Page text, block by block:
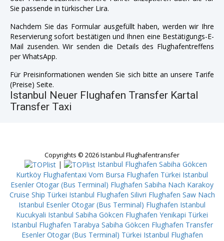
Sie passende in türkischer Lira.
Nachdem Sie das Formular ausgefüllt haben, werden wir Ihre
Reservierung sofort bestätigen und Ihnen eine Bestätigungs-E-
Mail zusenden. Wir senden die Details des Flughafentreffens
per WhatsApp.
Für Preisinformationen wenden Sie sich bitte an unsere Tarife
(Preise) Seite.
Istanbul Neuer Flughafen Transfer Kartal
Transfer Taxi
Copyrights © 2026 Istanbul Flughafentransfer
|
Istanbul Flughafen Sabiha Gökcen
Kurtköy Flughafentaxi Vom Bursa Flughafen Türkei Istanbul
Esenler Otogar (Bus Terminal) Flughafen Sabiha Nach Karakoy
Cruise Ship Türkei Istanbul Flughafen Silivri Flughafen Saw Nach
Istanbul Esenler Otogar (Bus Terminal) Flughafen Istanbul
Kucukyali Istanbul Sabiha Gökcen Flughafen Yenikapi Türkei
Istanbul Flughafen Tarabya Sabiha Gökcen Flughafen Transfer
Esenler Otogar (Bus Terminal) Türkei Istanbul Flughafen